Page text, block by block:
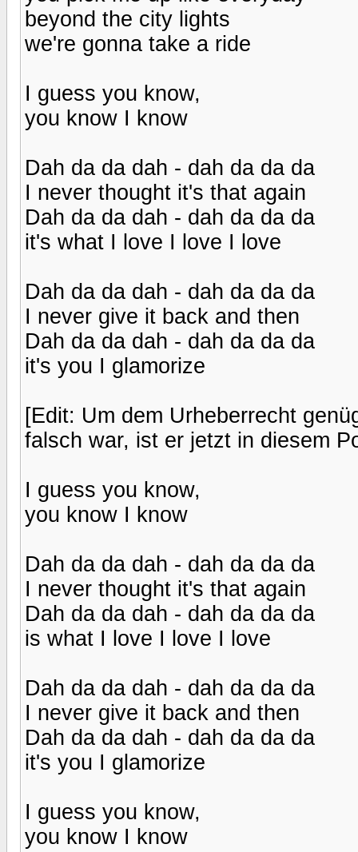
beyond the city lights
we're gonna take a ride
I guess you know,
you know I know
Dah da da dah - dah da da da
I never thought it's that again
Dah da da dah - dah da da da
it's what I love I love I love
Dah da da dah - dah da da da
I never give it back and then
Dah da da dah - dah da da da
it's you I glamorize
[Edit: Um dem Urheberrecht
falsch war, ist er jetzt in diesem
I guess you know,
you know I know
Dah da da dah - dah da da da
I never thought it's that again
Dah da da dah - dah da da da
is what I love I love I love
Dah da da dah - dah da da da
I never give it back and then
Dah da da dah - dah da da da
it's you I glamorize
I guess you know,
you know I know